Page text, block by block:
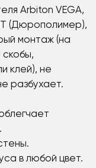
Arbiton VEGA,
(Дюрополимер),
монтаж (на
клей), не
разбухает.
в любой цвет.